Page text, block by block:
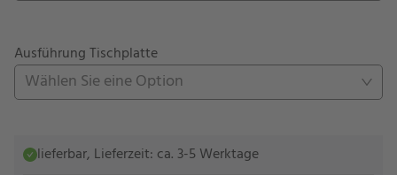
Ausführung Tischplatte
Wählen Sie eine Option
lieferbar, Lieferzeit: ca. 3-5 Werktage